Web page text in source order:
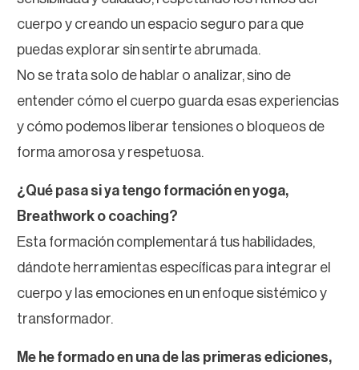
cuerpo y creando un espacio seguro para que
puedas explorar sin sentirte abrumada.
No se trata solo de hablar o analizar, sino de
entender cómo el cuerpo guarda esas experiencias
y cómo podemos liberar tensiones o bloqueos de
forma amorosa y respetuosa.
¿Qué pasa si ya tengo formación en yoga,
Breathwork o coaching?
Esta formación complementará tus habilidades,
dándote herramientas específicas para integrar el
cuerpo y las emociones en un enfoque sistémico y
transformador.
Me he formado en una de las primeras ediciones,